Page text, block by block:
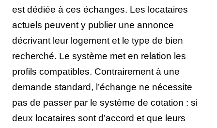
est dédiée à ces échanges. Les locataires
actuels peuvent y publier une annonce
décrivant leur logement et le type de bien
recherché. Le système met en relation les
profils compatibles. Contrairement à une
demande standard, l’échange ne nécessite
pas de passer par le système de cotation : si
deux locataires sont d’accord et que leurs